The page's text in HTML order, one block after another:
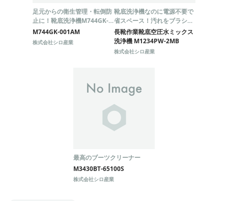
足元からの衛生管理・転倒防
止に！靴底洗浄機M744GK-
001AM
M744GK-001AM
株式会社シロ産業
靴底洗浄機なのに電源不要で
省スペース！汚れをブラシな
しでしっかり落とします。
長靴作業靴底空圧水ミックス
洗浄機 M1234PW-2MB
株式会社シロ産業
最高のブーツクリーナー
M3430BT-65100S
株式会社シロ産業